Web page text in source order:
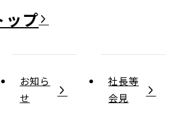
お知ら
せ
社長等
会見